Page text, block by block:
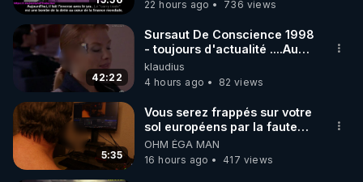
22 hours ago
736 views
42:22
Sursaut De Conscience 1998
- toujours d'actualité ....Au
Dela Du Réel
klaudius
4 hours ago
82 views
5:35
Vous serez frappés sur votre
sol européens par la faute
des dirigeants qui s'en
mettent dans le nez
OHM ÉGA MAN
16 hours ago
417 views